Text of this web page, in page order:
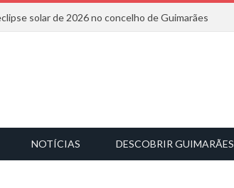
solar de 2026 no concelho de Guimarães
NOTÍCIAS DESCOBRIR GUIMARÃES